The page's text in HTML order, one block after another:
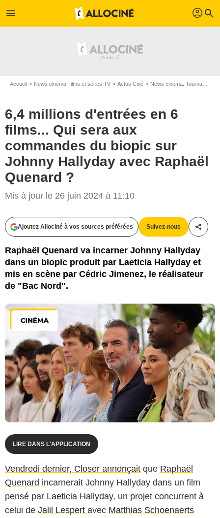
menu profil search
Accueil News cinéma, films et séries TV Actus Ciné News cinéma: Tournages
6,4 millions d'entrées en 6
films... Qui sera aux
commandes du biopic sur
Johnny Hallyday avec Raphaël
Quenard ?
Mis à jour le 26 juin 2024 à 11:10
Ajoutez Allociné à vos sources préférées Suivez-nous
Raphaël Quenard va incarner Johnny Hallyday
dans un biopic produit par Laeticia Hallyday et
mis en scène par Cédric Jimenez, le réalisateur
de "Bac Nord".
LIRE DANS L'APPLICATION
Vendredi dernier, Closer annonçait que Raphaël
Quenard incarnerait Johnny Hallyday dans un film
pensé par Laeticia Hallyday, un projet concurrent à
celui de Jalil Lespert avec Matthias Schoenaerts